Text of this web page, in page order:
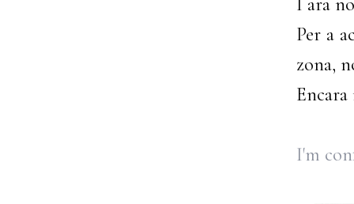
Per a
zona,
I'm